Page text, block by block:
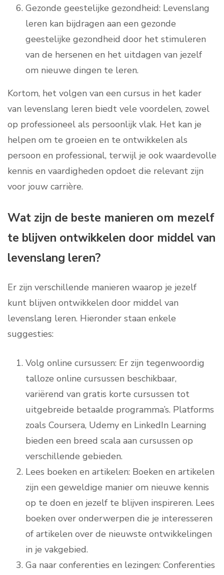
Gezonde geestelijke gezondheid: Levenslang
leren kan bijdragen aan een gezonde
geestelijke gezondheid door het stimuleren
van de hersenen en het uitdagen van jezelf
om nieuwe dingen te leren.
Kortom, het volgen van een cursus in het kader
van levenslang leren biedt vele voordelen, zowel
op professioneel als persoonlijk vlak. Het kan je
helpen om te groeien en te ontwikkelen als
persoon en professional, terwijl je ook waardevolle
kennis en vaardigheden opdoet die relevant zijn
voor jouw carrière.
Wat zijn de beste manieren om mezelf
te blijven ontwikkelen door middel van
levenslang leren?
Er zijn verschillende manieren waarop je jezelf
kunt blijven ontwikkelen door middel van
levenslang leren. Hieronder staan enkele
suggesties:
Volg online cursussen: Er zijn tegenwoordig
talloze online cursussen beschikbaar,
variërend van gratis korte cursussen tot
uitgebreide betaalde programma’s. Platforms
zoals Coursera, Udemy en LinkedIn Learning
bieden een breed scala aan cursussen op
verschillende gebieden.
Lees boeken en artikelen: Boeken en artikelen
zijn een geweldige manier om nieuwe kennis
op te doen en jezelf te blijven inspireren. Lees
boeken over onderwerpen die je interesseren
of artikelen over de nieuwste ontwikkelingen
in je vakgebied.
Ga naar conferenties en lezingen: Conferenties